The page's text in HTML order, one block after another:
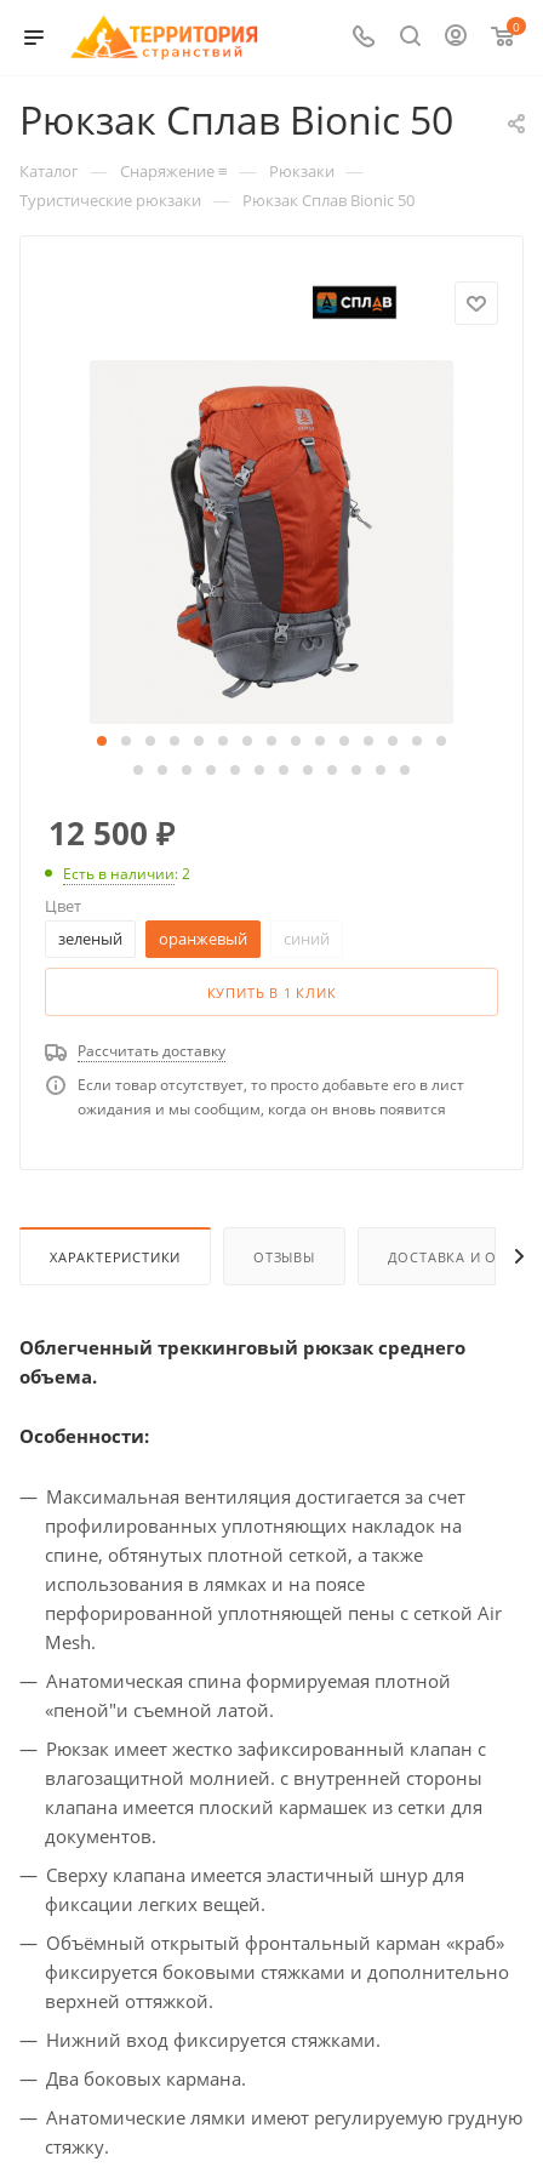
0
Рюкзак Сплав Bionic 50
Каталог — Снаряжение ≡ — Рюкзаки —
Туристические рюкзаки — Рюкзак Сплав Bionic 50
12 500 ₽
Есть в наличии: 2
Цвет
зеленый
оранжевый синий
КУПИТЬ В 1 КЛИК
Рассчитать доставку
Если товар отсутствует, то просто добавьте его в лист
ожидания и мы сообщим, когда он вновь появится
ХАРАКТЕРИСТИКИ ОТЗЫВЫ ДОСТАВКА И
Облегченный треккинговый рюкзак среднего
объема.
Особенности:
Максимальная вентиляция достигается за счет
профилированных уплотняющих накладок на
спине, обтянутых плотной сеткой, а также
использования в лямках и на поясе
перфорированной уплотняющей пены с сеткой Air
Mesh.
Анатомическая спина формируемая плотной
«пеной"и съемной латой.
Рюкзак имеет жестко зафиксированный клапан с
влагозащитной молнией. с внутренней стороны
клапана имеется плоский кармашек из сетки для
документов.
Сверху клапана имеется эластичный шнур для
фиксации легких вещей.
Объёмный открытый фронтальный карман «краб»
фиксируется боковыми стяжками и дополнительно
верхней оттяжкой.
Нижний вход фиксируется стяжками.
Два боковых кармана.
Анатомические лямки имеют регулируемую грудную
стяжку.